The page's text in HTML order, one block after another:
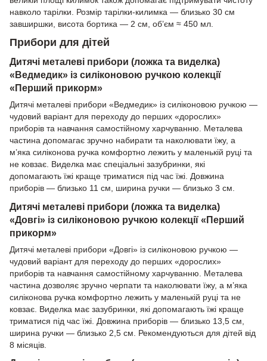
навколо тарілки. Розмір тарілки-килимка — близько 30 см
завширшки, висота бортика — 2 см, об’єм ≈ 450 мл.
Прибори для дітей
Дитячі металеві прибори (ложка та виделка)
«Ведмедик» із силіконовою ручкою колекції
«Перший прикорм»
Дитячі металеві прибори «Ведмедик» із силіконовою ручкою —
чудовий варіант для переходу до перших «дорослих»
приборів та навчання самостійному харчуванню. Металева
частина допомагає зручно набирати та наколювати їжу, а
м’яка силіконова ручка комфортно лежить у маленькій руці та
не ковзає. Виделка має спеціальні зазубринки, які
допомагають їжі краще триматися під час їжі. Довжина
приборів — близько 11 см, ширина ручки — близько 3 см.
Дитячі металеві прибори (ложка та виделка)
«Довгі» із силіконовою ручкою колекції «Перший
прикорм»
Дитячі металеві прибори «Довгі» із силіконовою ручкою —
чудовий варіант для переходу до перших «дорослих»
приборів та навчання самостійному харчуванню. Металева
частина дозволяє зручно черпати та наколювати їжу, а м’яка
силіконова ручка комфортно лежить у маленькій руці та не
ковзає. Виделка має зазубринки, які допомагають їжі краще
триматися під час їжі. Довжина приборів — близько 13,5 см,
ширина ручки — близько 2,5 см. Рекомендуються для дітей від
8 місяців.